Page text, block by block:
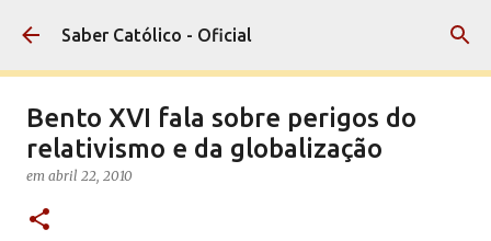
Pular para o conteúdo principal
Saber Católico - Oficial
Bento XVI fala sobre perigos do
relativismo e da globalização
em abril 22, 2010